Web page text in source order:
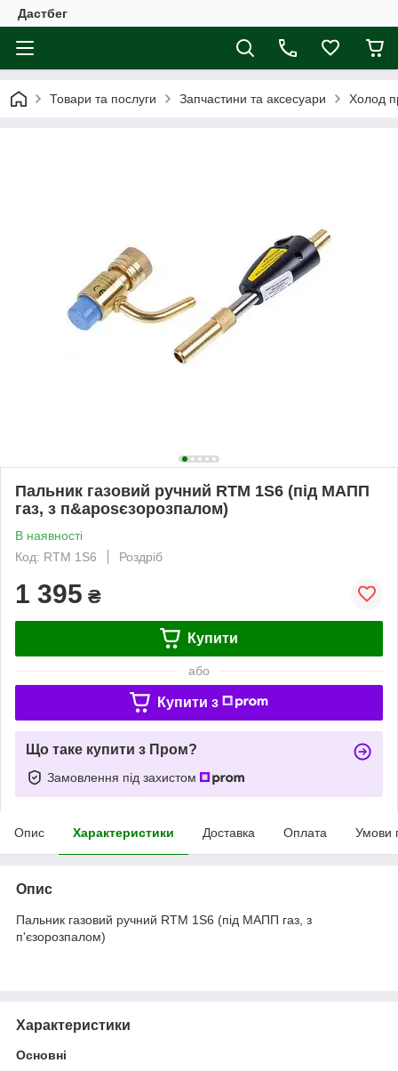
Дастбег
Товари та послуги Запчастини та аксесуари Холод
Пальник газовий ручний RTM 1S6 (під МАПП
газ, з п&aposєзорозпалом)
В наявності
Код: RTM 1S6
Роздріб
1 395 ₴
Купити
або
Купити з
Що таке купити з Пром?
Замовлення під захистом
Опис Характеристики Доставка Оплата Умови
Опис
Пальник газовий ручний RTM 1S6 (під МАПП газ, з
п'єзорозпалом)
Характеристики
Основні